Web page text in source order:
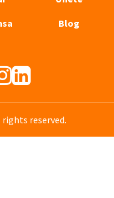
Blog
reserved.